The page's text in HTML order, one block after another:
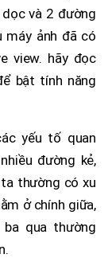
và 2 đường
máy ảnh đã có
view. hãy đọc
bật tính năng
yếu tố quan
đường kẻ,
thường có xu
ở chính giữa,
qua thường